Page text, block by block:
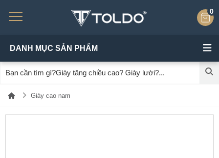
0
DANH MỤC SẢN PHẨM
Giày cao nam